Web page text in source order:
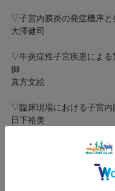
▽子宮内膜炎の発症機序
大澤健司
▽牛炎症性子宮疾患による
御
真方文絵
▽臨床現場における子宮
日下裕美
▽臨床現場における子
▽分娩後の子宮修復改善に